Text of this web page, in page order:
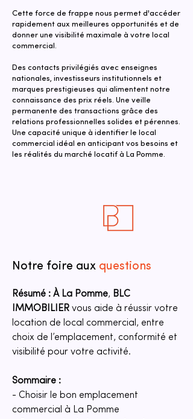
Cette force de frappe nous permet d'accéder
rapidement aux meilleures opportunités et de
donner une visibilité maximale à votre local
commercial.
Des contacts privilégiés avec enseignes
nationales, investisseurs institutionnels et
marques prestigieuses qui alimentent notre
connaissance des prix réels. Une veille
permanente des transactions grâce des
relations professionnelles solides et pérennes.
Une capacité unique à identifier le local
commercial idéal en anticipant vos besoins et
les réalités du marché locatif à La Pomme.
Notre foire aux questions
Résumé : À La Pomme, BLC
IMMOBILIER vous aide à réussir votre
location de local commercial, entre
choix de l’emplacement, conformité et
visibilité pour votre activité.
Sommaire :
- Choisir le bon emplacement
commercial à La Pomme